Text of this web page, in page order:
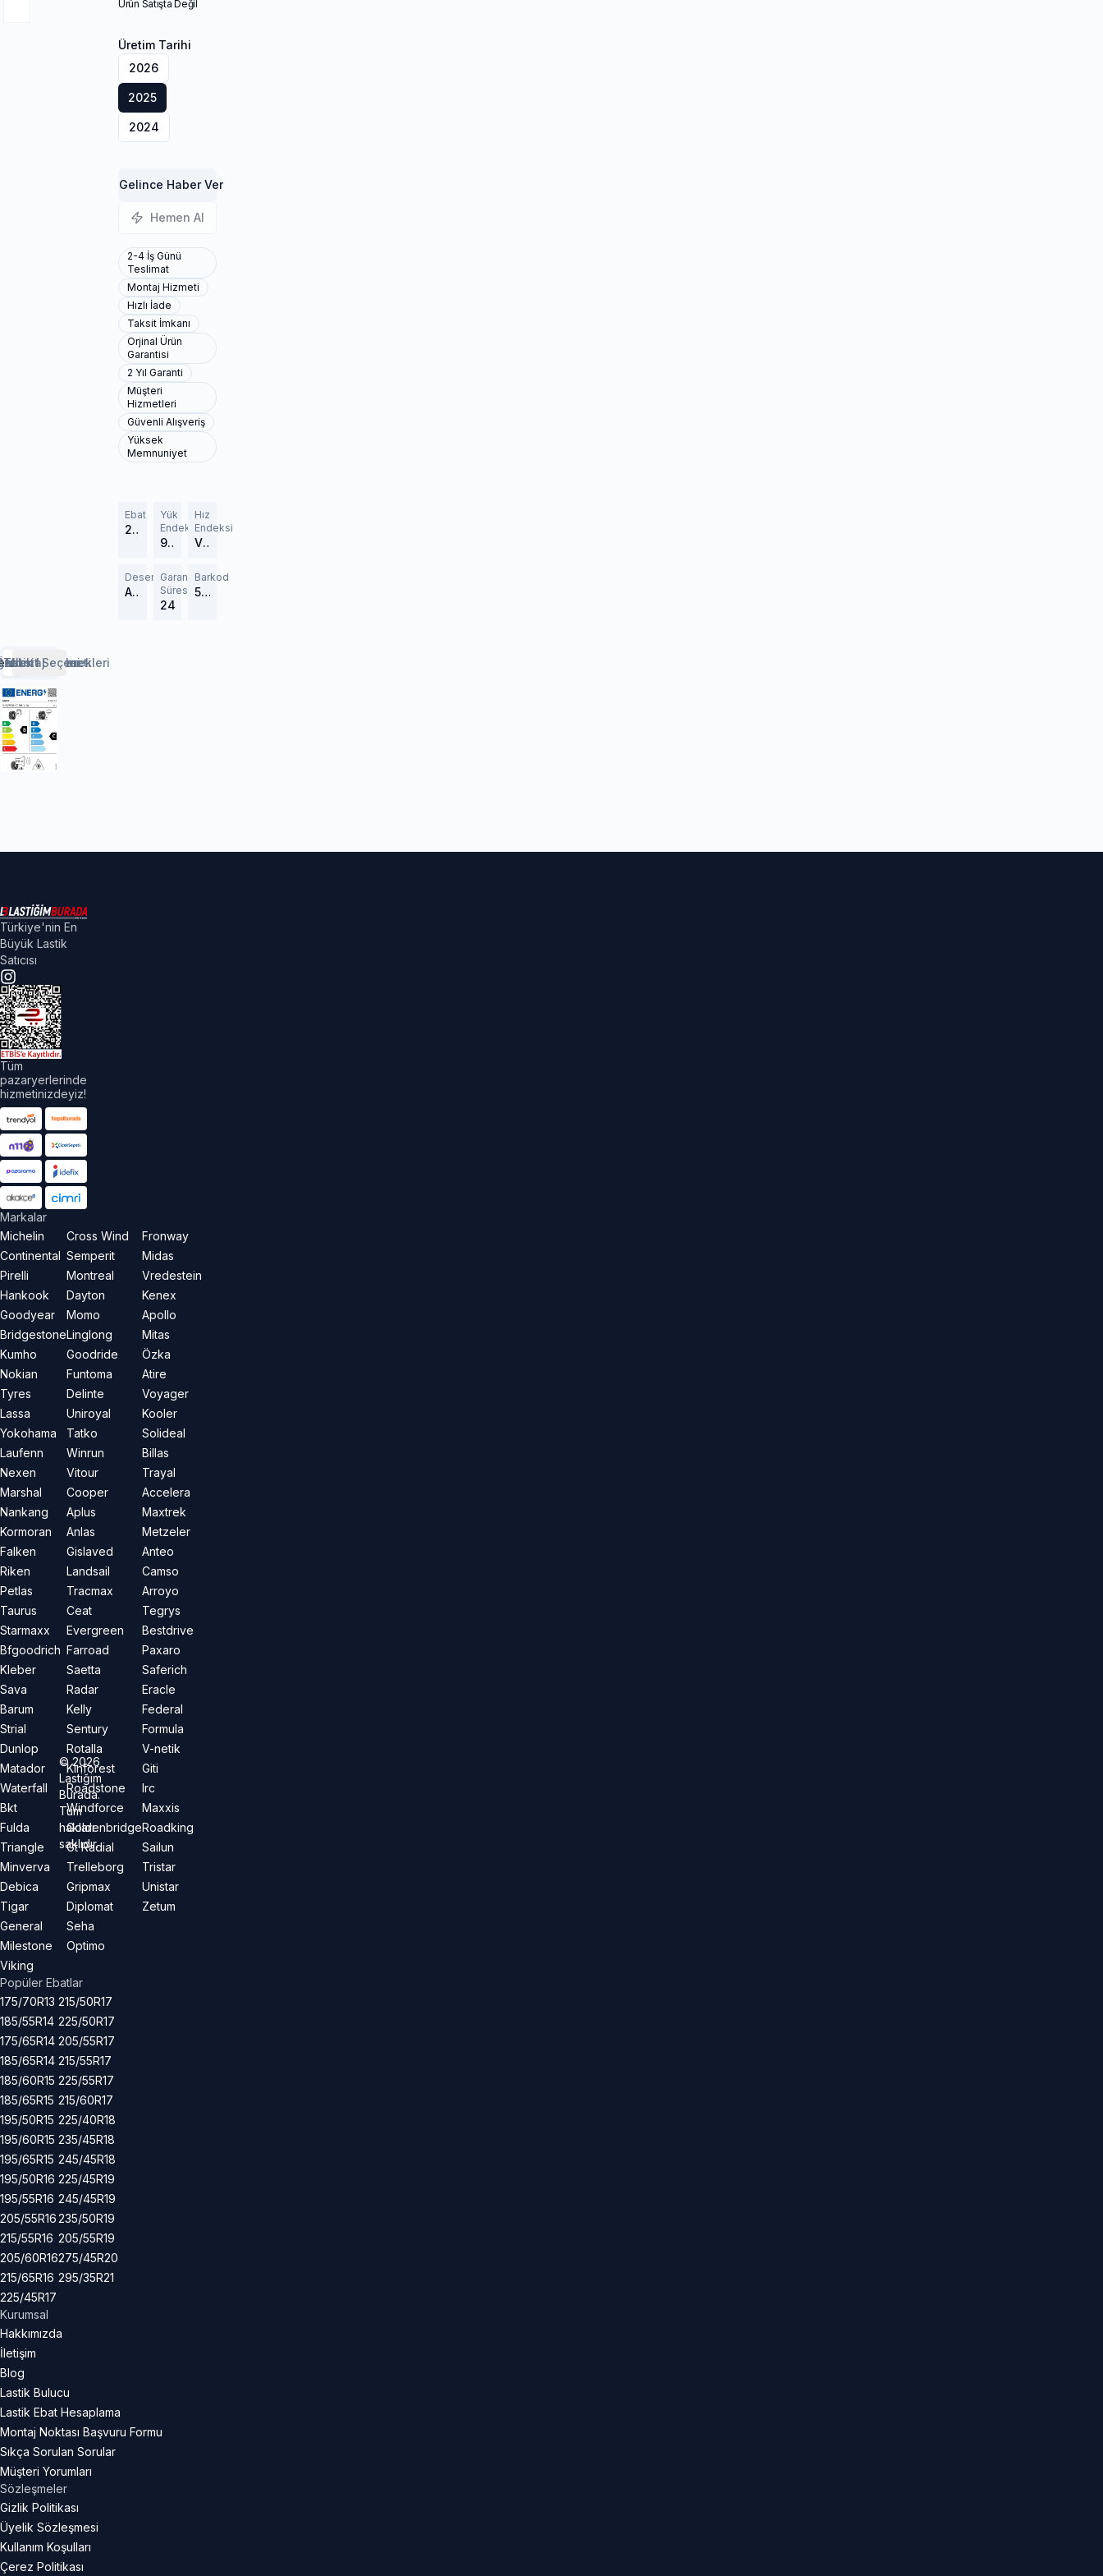
Ürün Satışta Değil
Üretim Tarihi
2026
2025
2024
Gelince Haber Ver
Hemen Al
2-4 İş Günü
Teslimat
Montaj Hizmeti
Hızlı İade
Taksit İmkanı
Orjinal Ürün
Garantisi
2 Yıl Garanti
Müşteri
Hizmetleri
Güvenli Alışveriş
Yüksek
Memnuniyet
Ebat
215/55R17
Yük
Endeksi
98 (750 kg)
Hız
Endeksi
V (240 km/h)
Desen
All Weather
Garanti
Süresi
24
Barkod
579177
Rehberi
Montaj Hizmeti
Taksit Seçenekleri
Türkiye'nin En
Büyük Lastik
Satıcısı
Tüm
pazaryerlerinde
hizmetinizdeyiz!
Markalar
Michelin
Continental
Pirelli
Hankook
Goodyear
Bridgestone
Kumho
Nokian
Tyres
Lassa
Yokohama
Laufenn
Nexen
Marshal
Nankang
Kormoran
Falken
Riken
Petlas
Taurus
Starmaxx
Bfgoodrich
Kleber
Sava
Barum
Strial
Dunlop
Matador
Waterfall
Bkt
Fulda
Triangle
Minverva
Debica
Tigar
General
Milestone
Viking
Cross Wind
Semperit
Montreal
Dayton
Momo
Linglong
Goodride
Funtoma
Delinte
Uniroyal
Tatko
Winrun
Vitour
Cooper
Aplus
Anlas
Gislaved
Landsail
Tracmax
Ceat
Evergreen
Farroad
Saetta
Radar
Kelly
Sentury
Rotalla
Kinforest
Roadstone
Windforce
Goldenbridge
Gt Radial
Trelleborg
Gripmax
Diplomat
Seha
Optimo
Fronway
Midas
Vredestein
Kenex
Apollo
Mitas
Özka
Atire
Voyager
Kooler
Solideal
Billas
Trayal
Accelera
Maxtrek
Metzeler
Anteo
Camso
Arroyo
Tegrys
Bestdrive
Paxaro
Saferich
Eracle
Federal
Formula
V-netik
Giti
Irc
Maxxis
Roadking
Sailun
Tristar
Unistar
Zetum
Popüler Ebatlar
175/70R13
185/55R14
175/65R14
185/65R14
185/60R15
185/65R15
195/50R15
195/60R15
195/65R15
195/50R16
195/55R16
205/55R16
215/55R16
205/60R16
215/65R16
225/45R17
215/50R17
225/50R17
205/55R17
215/55R17
225/55R17
215/60R17
225/40R18
235/45R18
245/45R18
225/45R19
245/45R19
235/50R19
205/55R19
275/45R20
295/35R21
Kurumsal
Hakkımızda
İletişim
Blog
Lastik Bulucu
Lastik Ebat Hesaplama
Montaj Noktası Başvuru Formu
Sıkça Sorulan Sorular
Müşteri Yorumları
Sözleşmeler
Gizlik Politikası
Üyelik Sözleşmesi
Kullanım Koşulları
Çerez Politikası
©2026
Lastiğim
Burada.
Tüm
hakları
saklıdır.